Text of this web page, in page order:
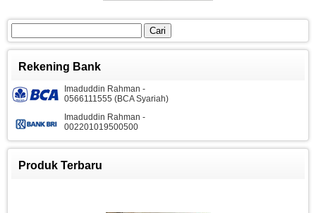
untuk:
Rekening Bank
Imaduddin Rahman -
0566111555 (BCA Syariah)
Imaduddin Rahman -
002201019500500
Produk Terbaru